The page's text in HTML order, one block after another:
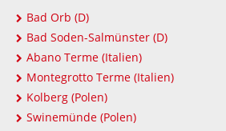
Bad Orb (D)
Bad Soden-Salmünster (D)
Abano Terme (Italien)
Montegrotto Terme (Italien)
Kolberg (Polen)
Swinemünde (Polen)